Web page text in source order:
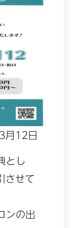
月12日
とし
させて
ンの出